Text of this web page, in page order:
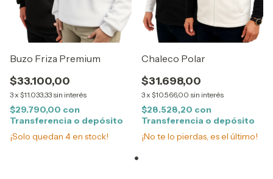
Buzo Friza Premium
$33.100,00
3x $11.033,33 sin interés
$29.790,00 con
Transferencia o depósito
¡Solo quedan 4en stock!
Chaleco Polar
$31.698,00
3x $10.566,00 sin interés
$28.528,20 con
Transferencia o depósito
¡No te lo pierdas, es el último!